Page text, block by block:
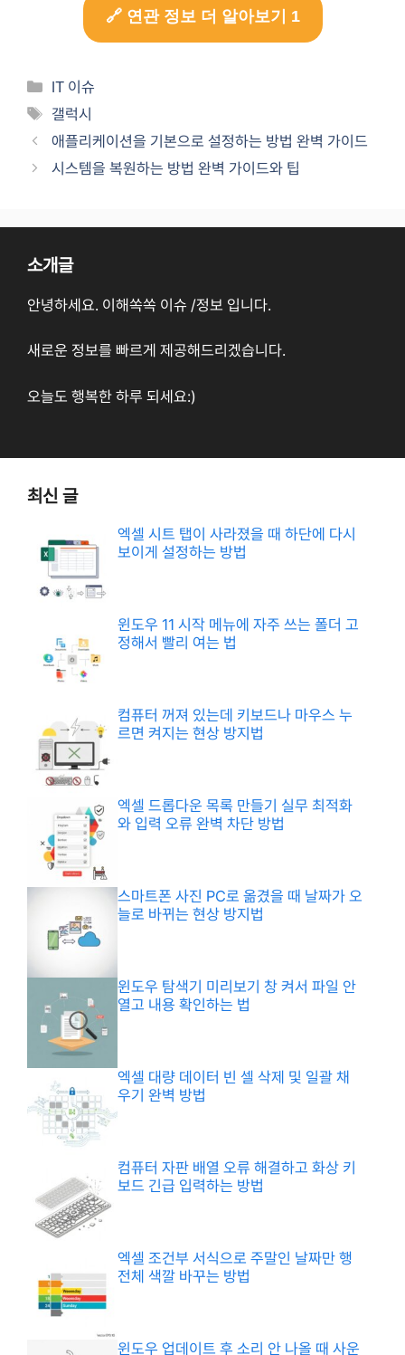
🔗 연관 정보 더 알아보기 1
카
테
리
IT 이슈
태
그
갤럭시
애플리케이션을 기본으로 설정하는 방법 완벽 가이드
시스템을 복원하는 방법 완벽 가이드와 팁
소개글
안녕하세요. 이해쏙쏙 이슈 /정보 입니다.
새로운 정보를 빠르게 제공해드리겠습니다.
오늘도 행복한 하루 되세요:)
최신 글
엑셀 시트 탭이 사라졌을 때 하단에 다시
보이게 설정하는 방법
윈도우 11 시작 메뉴에 자주 쓰는 폴더 고
정해서 빨리 여는 법
컴퓨터 꺼져 있는데 키보드나 마우스 누
르면 켜지는 현상 방지법
엑셀 드롭다운 목록 만들기 실무 최적화
와 입력 오류 완벽 차단 방법
스마트폰 사진 PC로 옮겼을 때 날짜가 오
늘로 바뀌는 현상 방지법
윈도우 탐색기 미리보기 창 켜서 파일 안
열고 내용 확인하는 법
엑셀 대량 데이터 빈 셀 삭제 및 일괄 채
우기 완벽 방법
컴퓨터 자판 배열 오류 해결하고 화상 키
보드 긴급 입력하는 방법
엑셀 조건부 서식으로 주말인 날짜만 행
전체 색깔 바꾸는 방법
윈도우 업데이트 후 소리 안 나올 때 사운